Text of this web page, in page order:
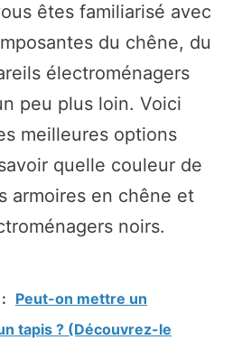
êtes familiarisé avec
du chêne, du
électroménagers
peu plus loin. Voici
meilleures options
quelle couleur de
armoires en chêne et
noirs.
Peut-on mettre un
tapis ? (Découvrez-le